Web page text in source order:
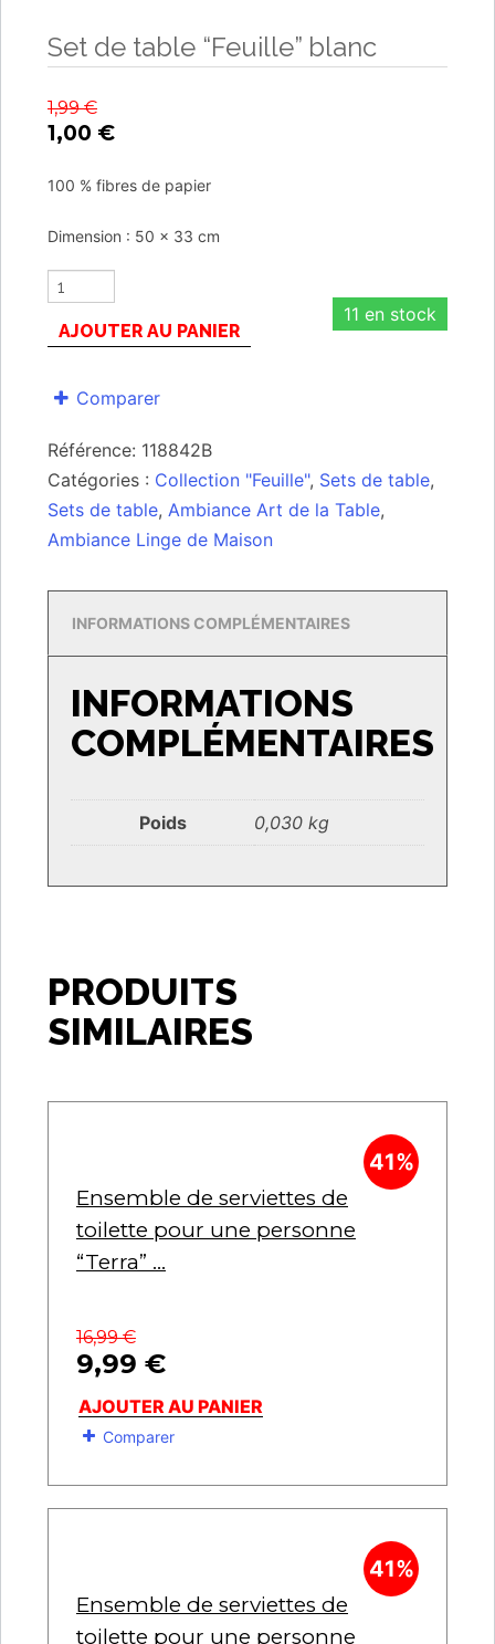
Set de table “Feuille” blanc
1,99€
1,00 €
100 % fibres de papier
Dimension : 50 x 33 cm
11 en stock
AJOUTER AU PANIER
Comparer
Référence: 118842B
Catégories : Collection "Feuille", Sets de table,
Sets de table, Ambiance Art de la Table,
Ambiance Linge de Maison
INFORMATIONS COMPLÉMENTAIRES
INFORMATIONS
COMPLÉMENTAIRES
Poids 0,030 kg
PRODUITS
SIMILAIRES
41%
Ensemble de serviettes de
toilette pour une personne
“Terra” ...
16,99€
9,99 €
AJOUTER AU PANIER
Comparer
41%
Ensemble de serviettes de
toilette pour une personne